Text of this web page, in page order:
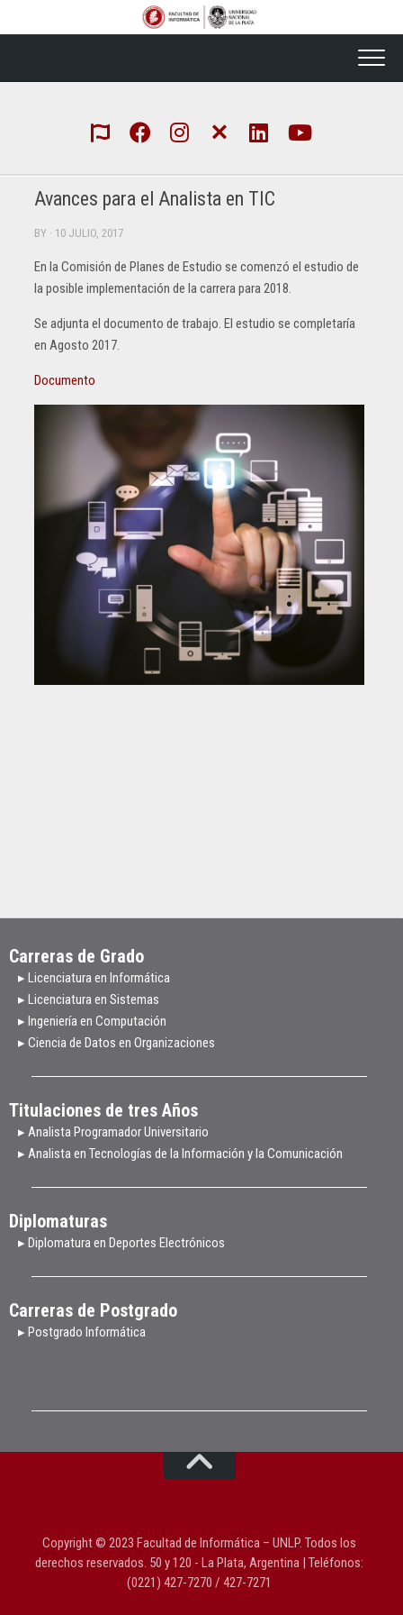
Avances para el Analista en TIC
BY · 10 JULIO, 2017
En la Comisión de Planes de Estudio se comenzó el estudio de
la posible implementación de la carrera para 2018.
Se adjunta el documento de trabajo. El estudio se completaría
en Agosto 2017.
Documento
Carreras de Grado
▸ Licenciatura en Informática
▸ Licenciatura en Sistemas
▸ Ingeniería en Computación
▸ Ciencia de Datos en Organizaciones
Titulaciones de tres Años
▸ Analista Programador Universitario
▸ Analista en Tecnologías de la Información y la Comunicación
Diplomaturas
▸ Diplomatura en Deportes Electrónicos
Carreras de Postgrado
▸ Postgrado Informática
Copyright © 2023 Facultad de Informática – UNLP. Todos los
derechos reservados. 50 y 120 - La Plata, Argentina | Teléfonos:
(0221) 427-7270 / 427-7271